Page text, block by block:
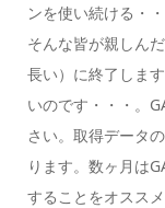
ンを使い続ける・
そんな皆が親しん
長い）に終了しま
いのです・・・。
さい。取得データ
ります。数ヶ月は
することをオスス